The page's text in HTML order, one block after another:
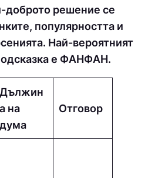
решение се
популярността и
Най-вероятният
е ФAНФAН.
Дължин
а на
дума
Отговор